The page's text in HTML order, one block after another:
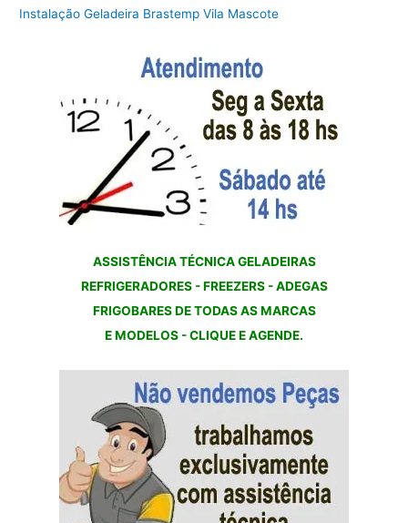
Instalação Geladeira Brastemp Vila Mascote
ASSISTÊNCIA TÉCNICA GELADEIRAS
REFRIGERADORES - FREEZERS - ADEGAS
FRIGOBARES DE TODAS AS MARCAS
E MODELOS - CLIQUE E AGENDE.